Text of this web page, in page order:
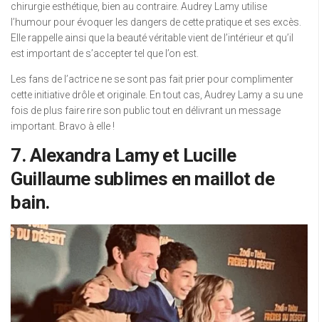
chirurgie esthétique, bien au contraire. Audrey Lamy utilise
l’humour pour évoquer les dangers de cette pratique et ses excès.
Elle rappelle ainsi que la beauté véritable vient de l’intérieur et qu’il
est important de s’accepter tel que l’on est.
Les fans de l’actrice ne se sont pas fait prier pour complimenter
cette initiative drôle et originale. En tout cas, Audrey Lamy a su une
fois de plus faire rire son public tout en délivrant un message
important. Bravo à elle !
7. Alexandra Lamy et Lucille
Guillaume sublimes en maillot de
bain.